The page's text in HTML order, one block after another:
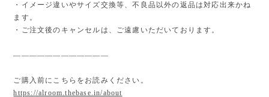
・イメージ違いやサイズ交換等、不良品以外の返品は対応出来かね
ます。
・ご注文後のキャンセルは、ご遠慮いただいております。
————————————
ご購入前にこちらをお読みください。
https://alroom.thebase.in/about